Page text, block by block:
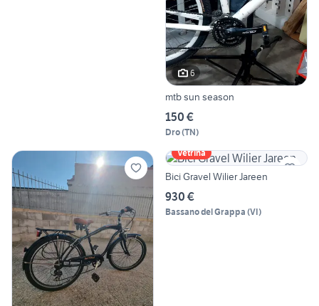
6
mtb sun season
150 €
Dro(TN)
Vetrina
Bici Gravel Wilier Jareen
930 €
Bassano del Grappa (VI)